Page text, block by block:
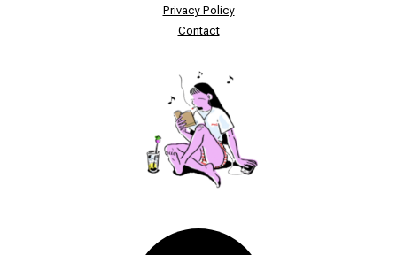
Privacy Policy
Contact